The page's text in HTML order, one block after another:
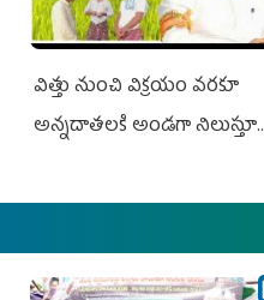
విత్తు నుంచి విక్రయం వరకూ
అన్నదాతలకి అండగా నిలుస్తూ..